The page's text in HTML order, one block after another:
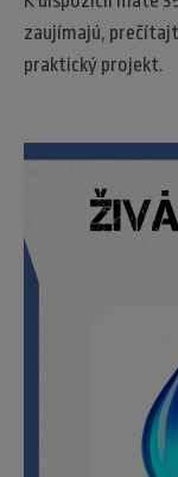
zaujímajú,
praktický projekt.